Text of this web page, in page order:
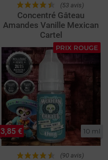
(53 avis)
Concentré Gâteau
Amandes Vanille Mexican
Cartel
PRIX ROUGE
10 ml
(90 avis)
3,85 €